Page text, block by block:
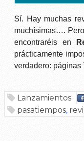
Sí. Hay muchas
muchísimas….
encontraréis en
prácticamente
verdadero:
Lanzamientos
pasatiempos,